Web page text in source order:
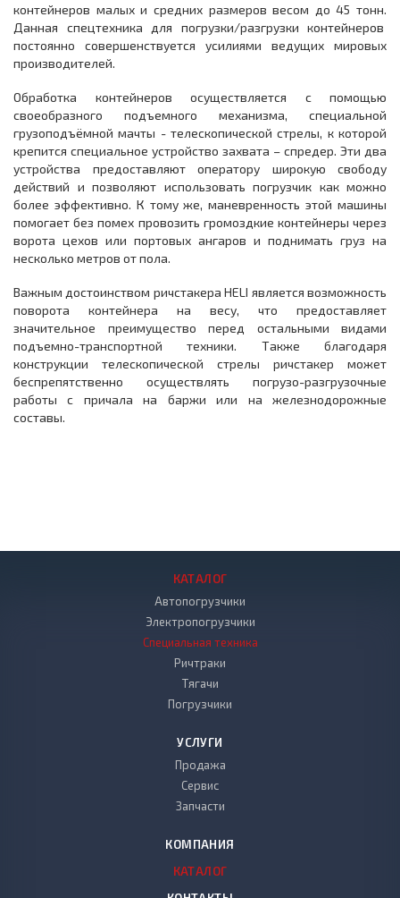
контейнеров малых и средних размеров весом до 45 тонн.
Данная спецтехника для погрузки/разгрузки контейнеров
постоянно совершенствуется усилиями ведущих мировых
производителей.
Обработка контейнеров осуществляется с помощью
своеобразного подъемного механизма, специальной
грузоподъёмной мачты - телескопической стрелы, к которой
крепится специальное устройство захвата – спредер. Эти два
устройства предоставляют оператору широкую свободу
действий и позволяют использовать погрузчик как можно
более эффективно. К тому же, маневренность этой машины
помогает без помех провозить громоздкие контейнеры через
ворота цехов или портовых ангаров и поднимать груз на
несколько метров от пола.
Важным достоинством ричстакера HELI является возможность
поворота контейнера на весу, что предоставляет
значительное преимущество перед остальными видами
подъемно-транспортной техники. Также благодаря
конструкции телескопической стрелы ричстакер может
беспрепятственно осуществлять погрузо-разгрузочные
работы с причала на баржи или на железнодорожные
составы.
КАТАЛОГ
Автопогрузчики
Электропогрузчики
Специальная техника
Ричтраки
Тягачи
Погрузчики
УСЛУГИ
Продажа
Сервис
Запчасти
КОМПАНИЯ
КАТАЛОГ